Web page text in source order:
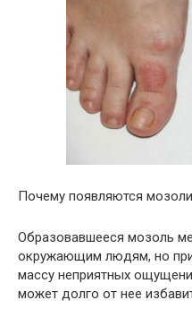
Почему появляются
Образовавшееся мозоль
окружающим людям, но
массу неприятных
может долго от нее